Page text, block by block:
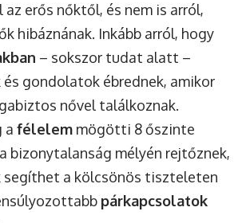
erős nőktől, és nem is arról,
hibáznának. Inkább arról, hogy
– sokszor tudat alatt –
és gondolatok ébrednek, amikor
nővel találkoznak.
a félelem mögötti 8 őszinte
bizonytalanság mélyén rejtőznek,
segíthet a kölcsönös tiszteleten
párkapcsolatok